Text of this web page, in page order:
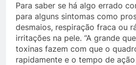
Para saber se há algo errado
para alguns sintomas como
desmaios, respiração fraca ou
irritações na pele. “A grande
toxinas fazem com que o
rapidamente e o tempo de